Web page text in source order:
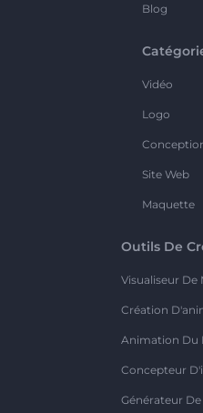
Blog
Vidéo
Logo
Site Web
Maquette
Outils De
Visualiseur De
Création
Animation Du
Concepteur
Générateur